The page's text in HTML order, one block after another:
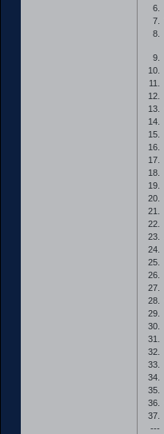
6.
7.
8.
9.
10.
11.
12.
13.
14.
15.
16.
17.
18.
19.
20.
21.
22.
23.
24.
25.
26.
27.
28.
29.
30.
31.
32.
33.
34.
35.
36.
37.
---